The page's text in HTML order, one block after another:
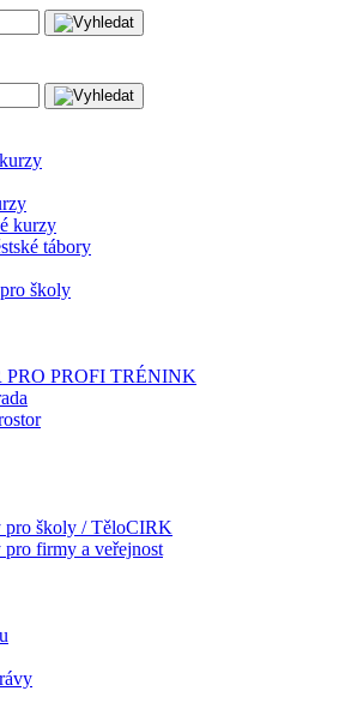
kurzy
tábory
školy
PRO PROFI TRÉNINK
pro školy / TěloCIRK
pro firmy a veřejnost